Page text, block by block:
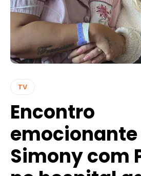
TV
Encontro
emocionante
Simony com